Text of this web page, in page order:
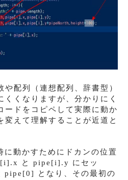
や配列（連想配列、辞書型）
くくなりますが、分かりにく
ードをコピペして実際に動か
変えて理解することが近道と
に動かすためにドカンの位置
と pipe[i].y にセッ
pipe[0] となり、その最初の